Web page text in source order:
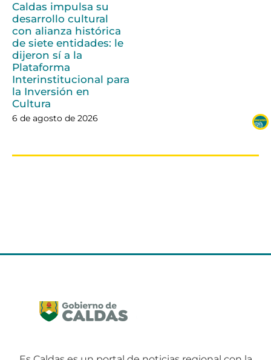
Caldas impulsa su
desarrollo cultural
con alianza histórica
de siete entidades: le
dijeron sí a la
Plataforma
Interinstitucional para
la Inversión en
Cultura
6 de agosto de 2026